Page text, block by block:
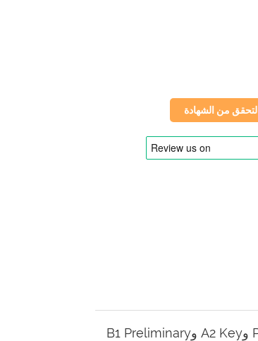
التحقق من الشهادة
وأسماء البرامج وأطر التقييم، بما في ذلك على سبيل المثال لا الحصر TOEFL® وTOEIC® وIELTS™ وCEFR وPEIC وA2 Key وB1 Preliminary